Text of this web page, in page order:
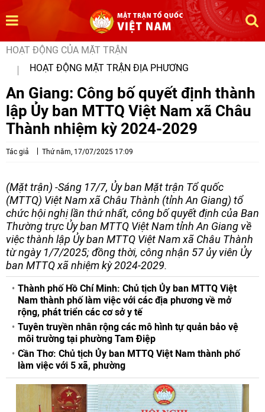
HOẠT ĐỘNG CỦA MẶT TRẬN
HOẠT ĐỘNG MẶT TRẬN ĐỊA PHƯƠNG
An Giang: Công bố quyết định thành
lập Ủy ban MTTQ Việt Nam xã Châu
Thành nhiệm kỳ 2024-2029
Tác giả Thứ năm, 17/07/2025 17:09
(Mặt trận) -Sáng 17/7, Ủy ban Mặt trận Tổ quốc
(MTTQ) Việt Nam xã Châu Thành (tỉnh An Giang) tổ
chức hội nghị lần thứ nhất, công bố quyết định của Ban
Thường trực Ủy ban MTTQ Việt Nam tỉnh An Giang về
việc thành lập Ủy ban MTTQ Việt Nam xã Châu Thành
từ ngày 1/7/2025; đồng thời, công nhận 57 ủy viên Ủy
ban MTTQ xã nhiệm kỳ 2024-2029.
Thành phố Hồ Chí Minh: Chủ tịch Ủy ban MTTQ Việt
Nam thành phố làm việc với các địa phương về mở
rộng, phát triển các cơ sở y tế
Tuyên truyền nhân rộng các mô hình tự quản bảo vệ
môi trường tại phường Tam Điệp
Cần Thơ: Chủ tịch Ủy ban MTTQ Việt Nam thành phố
làm việc với 5 xã, phường